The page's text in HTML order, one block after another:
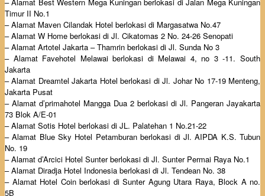
Timur II No.1
– Alamat Maven Cilandak Hotel berlokasi di Margasatwa No.47
– Alamat W Home berlokasi di Jl. Cikatomas 2 No. 24-26 Senopati
– Alamat Artotel Jakarta – Thamrin berlokasi di Jl. Sunda No 3
– Alamat Favehotel Melawai berlokasi di Melawai 4, no 3 -11. South
Jakarta
– Alamat Dreamtel Jakarta Hotel berlokasi di Jl. Johar No 17-19 Menteng,
Jakarta Pusat
– Alamat d’primahotel Mangga Dua 2 berlokasi di Jl. Pangeran Jayakarta
73 Blok A/E-01
– Alamat Sotis Hotel berlokasi di JL. Palatehan 1 No.21-22
– Alamat Blue Sky Hotel Petamburan berlokasi di Jl. AIPDA K.S. Tubun
No. 19
– Alamat d’Arcici Hotel Sunter berlokasi di Jl. Sunter Permai Raya No.1
– Alamat Diradja Hotel Indonesia berlokasi di Jl. Tendean No. 38
– Alamat Hotel Coin berlokasi di Sunter Agung Utara Raya, Block A no.
5B